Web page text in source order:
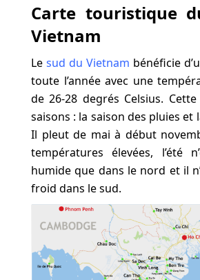
Carte touristique
Vietnam
Le sud du Vietnam bénéficie
toute l’année avec une
de 26-28 degrés Celsius.
saisons : la saison des pluies et
Il pleut de mai à début
températures élevées, l’été
humide que dans le nord et il
froid dans le sud.